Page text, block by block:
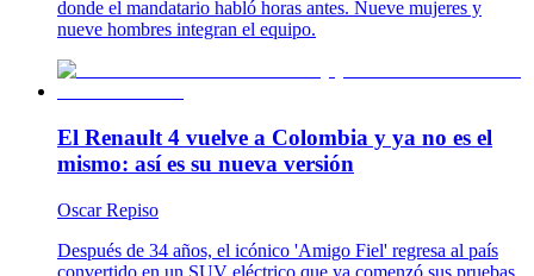
donde el mandatario habló horas antes. Nueve mujeres y
nueve hombres integran el equipo.
El Renault 4 vuelve a Colombia y ya no es el
mismo: así es su nueva versión
Oscar Repiso
Después de 34 años, el icónico 'Amigo Fiel' regresa al país
convertido en un SUV eléctrico que ya comenzó sus pruebas